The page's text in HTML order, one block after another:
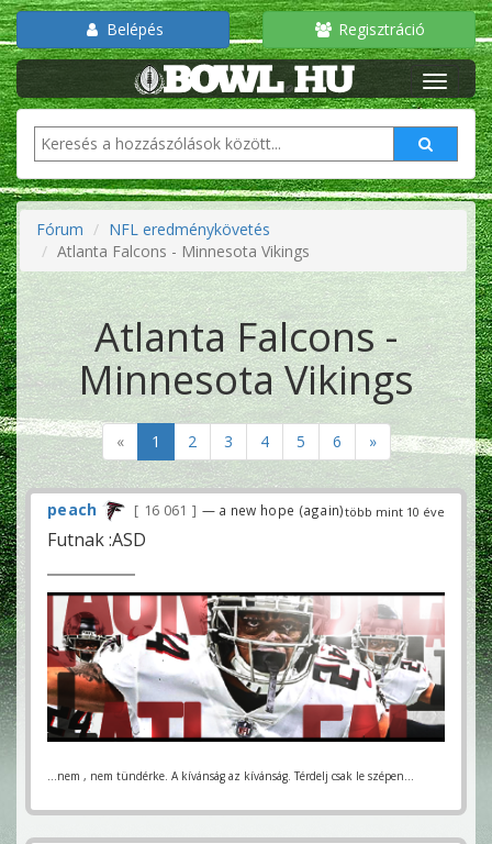
Belépés Regisztráció
Fórum
NFL eredménykövetés
Atlanta Falcons - Minnesota Vikings
Atlanta Falcons -
Minnesota Vikings
« 1 2 3 4 5 6 »
több mint 10 éve
peach 16 061 — a new hope (again)
Futnak :ASD
...nem , nem tündérke. A kívánság az kívánság. Térdelj csak le szépen...